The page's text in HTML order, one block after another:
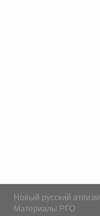
Новый русский атеизм
Материалы РГО